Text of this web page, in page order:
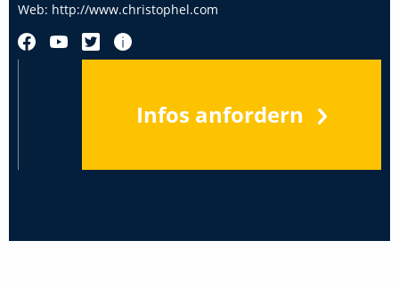
Web: http://www.christophel.com
Infos anfordern